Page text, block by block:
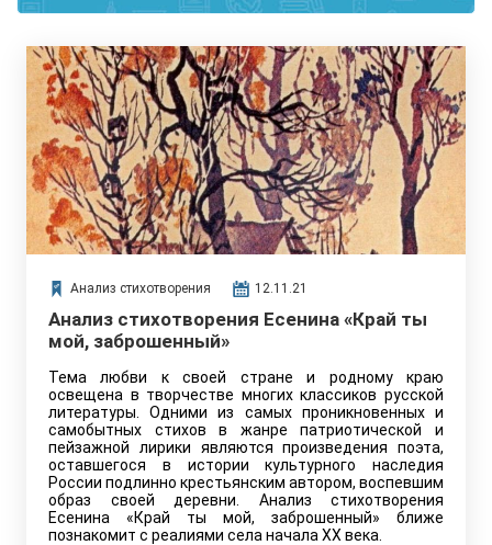
Анализ стихотворения 12.11.21
Анализ стихотворения Есенина «Край ты
мой, заброшенный»
Тема любви к своей стране и родному краю
освещена в творчестве многих классиков русской
литературы. Одними из самых проникновенных и
самобытных стихов в жанре патриотической и
пейзажной лирики являются произведения поэта,
оставшегося в истории культурного наследия
России подлинно крестьянским автором, воспевшим
образ своей деревни. Анализ стихотворения
Есенина «Край ты мой, заброшенный» ближе
познакомит с реалиями села начала XX века.